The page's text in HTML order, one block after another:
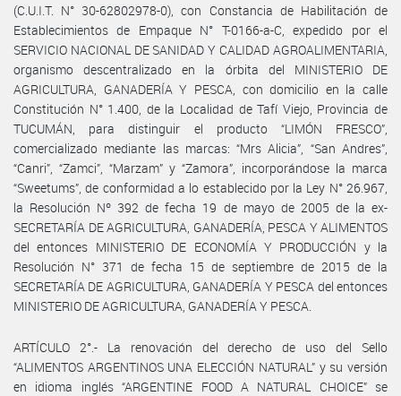
(C.U.I.T. N° 30-62802978-0), con Constancia de Habilitación de
Establecimientos de Empaque N° T-0166-a-C, expedido por el
SERVICIO NACIONAL DE SANIDAD Y CALIDAD AGROALIMENTARIA,
organismo descentralizado en la órbita del MINISTERIO DE
AGRICULTURA, GANADERÍA Y PESCA, con domicilio en la calle
Constitución N° 1.400, de la Localidad de Tafí Viejo, Provincia de
TUCUMÁN, para distinguir el producto “LIMÓN FRESCO”,
comercializado mediante las marcas: “Mrs Alicia”, “San Andres”,
“Canri”, “Zamci”, “Marzam” y “Zamora”, incorporándose la marca
“Sweetums”, de conformidad a lo establecido por la Ley N° 26.967,
la Resolución Nº 392 de fecha 19 de mayo de 2005 de la ex-
SECRETARÍA DE AGRICULTURA, GANADERÍA, PESCA Y ALIMENTOS
del entonces MINISTERIO DE ECONOMÍA Y PRODUCCIÓN y la
Resolución N° 371 de fecha 15 de septiembre de 2015 de la
SECRETARÍA DE AGRICULTURA, GANADERÍA Y PESCA del entonces
MINISTERIO DE AGRICULTURA, GANADERÍA Y PESCA.
ARTÍCULO 2°.- La renovación del derecho de uso del Sello
“ALIMENTOS ARGENTINOS UNA ELECCIÓN NATURAL” y su versión
en idioma inglés “ARGENTINE FOOD A NATURAL CHOICE” se